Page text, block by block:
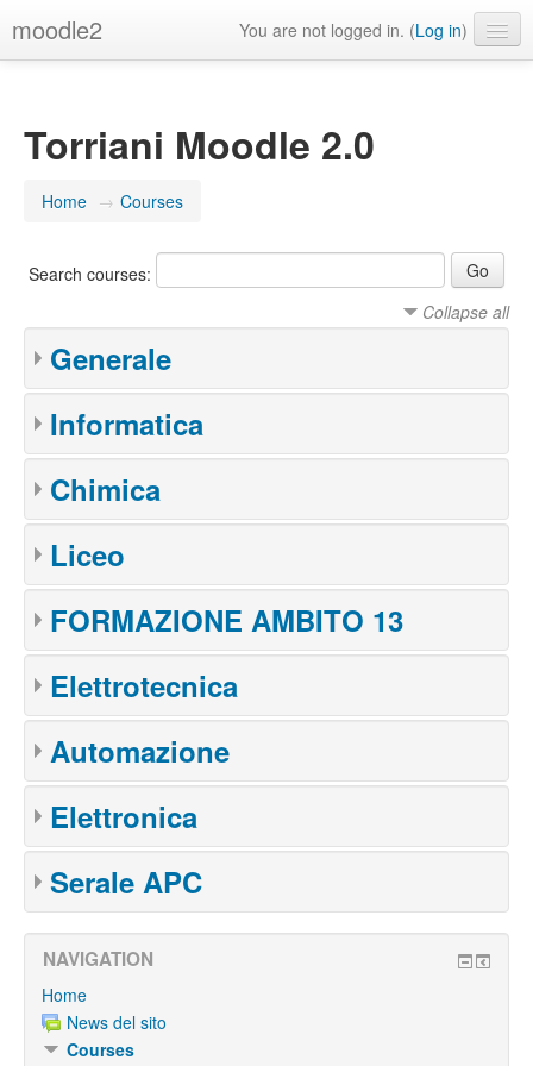
moodle2 You are not logged in. (Log in)
Torriani Moodle 2.0
Home → Courses
Search courses:
Collapse all
Generale
Informatica
Chimica
Liceo
FORMAZIONE AMBITO 13
Elettrotecnica
Automazione
Elettronica
Serale APC
NAVIGATION
Home
News del sito
Courses